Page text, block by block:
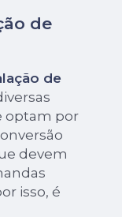
de
de
optam por
devem
isso, é